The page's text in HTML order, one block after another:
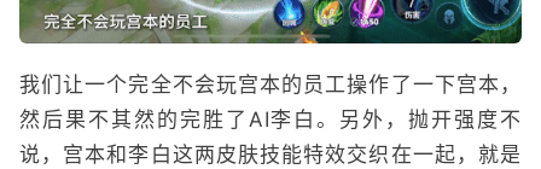
我们让一个完全不会玩宫本的员工操作了一下宫本，
然后果不其然的完胜了AI李白。另外，抛开强度不
说，宫本和李白这两皮肤技能特效交织在一起，就是